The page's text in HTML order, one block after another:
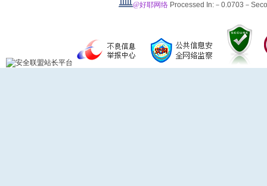
@好耶网络 Processed In:－0.0703－